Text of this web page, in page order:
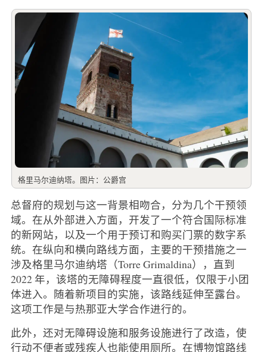
格里马尔迪纳塔。图片：公爵宫
总督府的规划与这一背景相吻合，分为几个干预领
域。在从外部进入方面，开发了一个符合国际标准
的新网站，以及一个用于预订和购买门票的数字系
统。在纵向和横向路线方面，主要的干预措施之一
涉及格里马尔迪纳塔（Torre Grimaldina），直到
2022 年，该塔的无障碍程度一直很低，仅限于小团
体进入。随着新项目的实施，该路线延伸至露台。
这项工作是与热那亚大学合作进行的。
此外，还对无障碍设施和服务设施进行了改造，使
行动不便者或残疾人也能使用厕所。在博物馆路线